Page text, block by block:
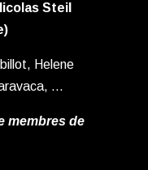
Steil
Helene
…
membres de